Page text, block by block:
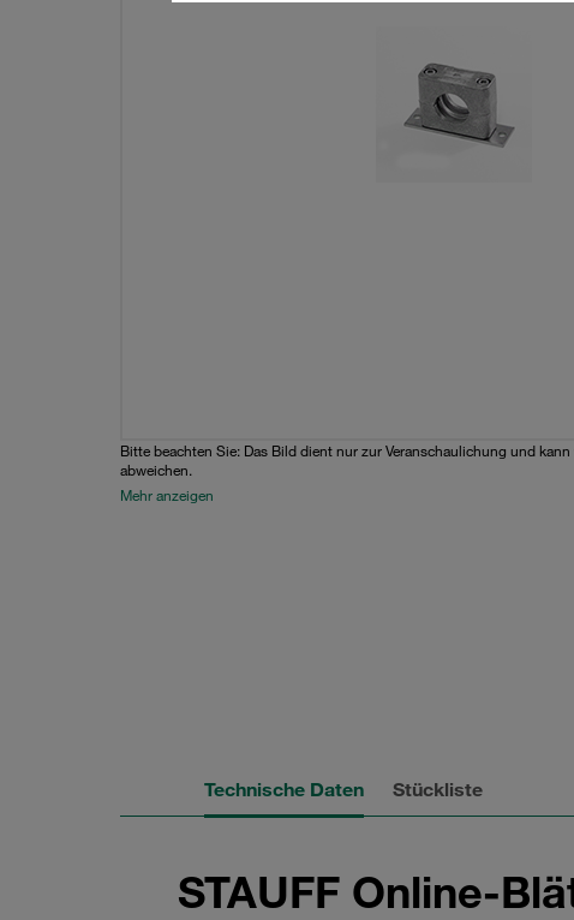
Bitte beachten Sie: Das Bild dient nur zur Veranschaulichung und
abweichen.
Mehr anzeigen
Technische Daten Stückliste
STAUFF Online-